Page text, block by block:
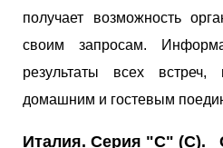
получает возможность
своим запросам.
результаты всех
домашним и гостевым
Италия. Серия "С" (С).